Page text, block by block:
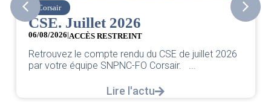
Corsair
CSE. Juillet 2026
06/08/2026|ACCÈS RESTREINT
Retrouvez le compte rendu du CSE de juillet 2026
par votre équipe SNPNC-FO Corsair. ...
Lire l'actu